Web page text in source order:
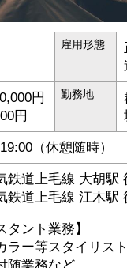
雇用形態
円
円
勤務地
（休憩随時）
鉄道上毛線 大胡駅
鉄道上毛線 江木駅
タント業務】
ラー等スタイリス
随業務など